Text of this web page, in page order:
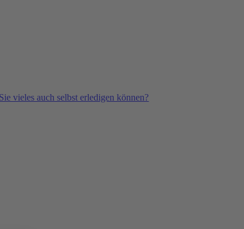
vieles auch selbst erledigen können?